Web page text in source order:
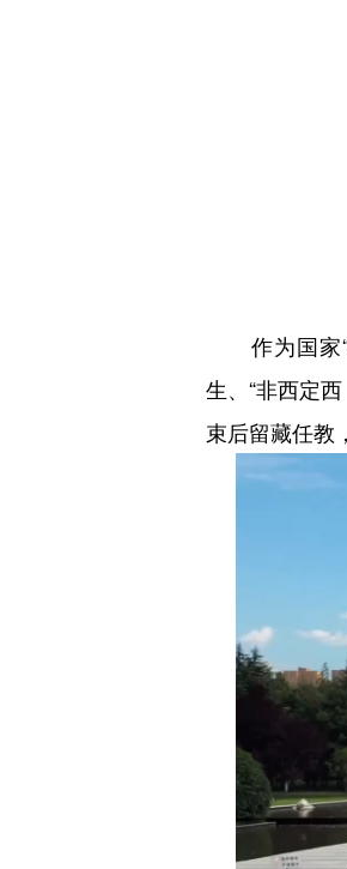
作为国家“
生、“非西定
束后留藏任教